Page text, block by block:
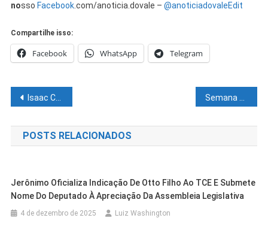
nosso Facebook.com/anoticia.dovale – @anoticiadovaleEdit
Compartilhe isso:
Facebook WhatsApp Telegram
Navegação
de
Post
Isaac Carvalho se reúne com comunidade beneficiada com ampliação de adutora no distrito de Pinhões Semana do consumidor: loja virtual da Belgo Arames tem produtos com até 70% de desconto
POSTS RELACIONADOS
Jerônimo Oficializa Indicação De Otto Filho Ao TCE E Submete
Nome Do Deputado À Apreciação Da Assembleia Legislativa
4 de dezembro de 2025 Luiz Washington